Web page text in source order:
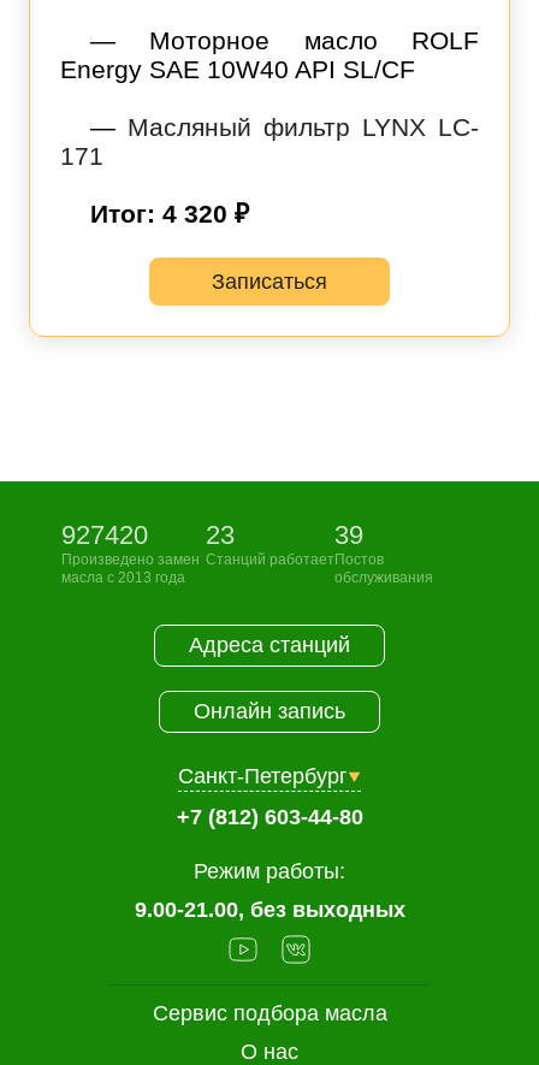
— Моторное масло ROLF
Energy SAE 10W40 API SL/CF
— Масляный фильтр LYNX LC-
171
Итог: 4 320 ₽
Записаться
927420
Произведено замен
масла с 2013 года
23
Станций работает
39
Постов
обслуживания
Сервис подбора масла
О нас
Адреса станций
Онлайн запись
Санкт-Петербург
+7 (812) 603-44-80
Режим работы:
9.00-21.00, без выходных